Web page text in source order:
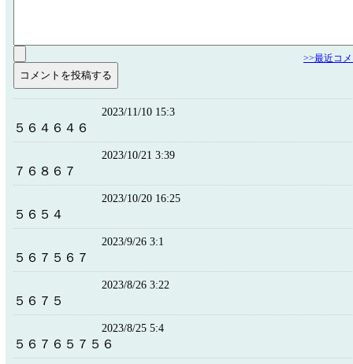
>>最近コ
2023/11/10 15:3
５６４６４６
2023/10/21 3:39
７６８６７
2023/10/20 16:25
５６５４
2023/9/26 3:1
５６７５６７
2023/8/26 3:22
５６７５
2023/8/25 5:4
５６７６５７５６